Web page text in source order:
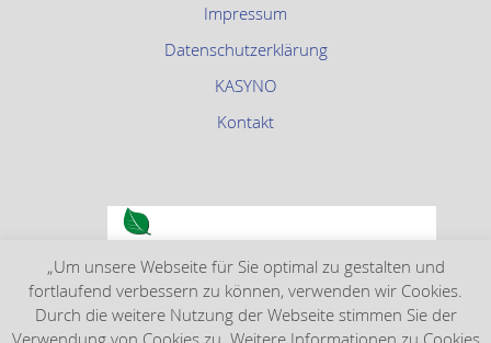
Impressum
Datenschutzerklärung
KASYNO
Kontakt
„Um unsere Webseite für Sie optimal zu gestalten und
fortlaufend verbessern zu können, verwenden wir Cookies.
Durch die weitere Nutzung der Webseite stimmen Sie der
Verwendung von Cookies zu. Weitere Informationen zu Cookies